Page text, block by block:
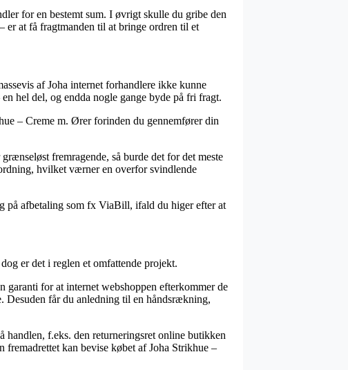
for en bestemt sum. I øvrigt skulle du gribe den
er at få fragtmanden til at bringe ordren til et
af Joha internet forhandlere ikke kunne
hel del, og endda nogle gange byde på fri fragt.
– Creme m. Ører forinden du gennemfører din
fremragende, så burde det for det meste
hvilket værner en overfor svindlende
på afbetaling som fx ViaBill, ifald du higer efter at
er det i reglen et omfattende projekt.
for at internet webshoppen efterkommer de
Desuden får du anledning til en håndsrækning,
handlen, f.eks. den returneringsret online butikken
kan bevise købet af Joha Strikhue –